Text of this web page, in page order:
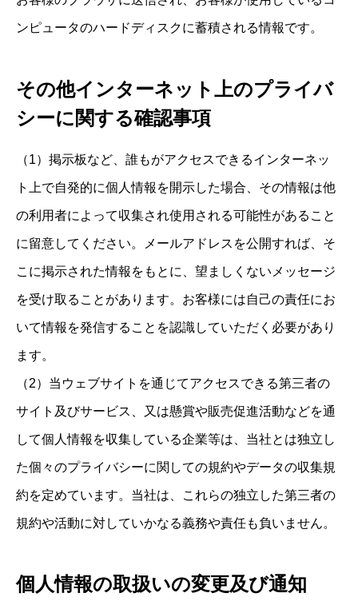
ンピュータのハードディスクに蓄積される情報です。
その他インターネット上のプライバ
シーに関する確認事項
（1）掲示板など、誰もがアクセスできるインターネッ
ト上で自発的に個人情報を開示した場合、その情報は他
の利用者によって収集され使用される可能性があること
に留意してください。メールアドレスを公開すれば、そ
こに掲示された情報をもとに、望ましくないメッセージ
を受け取ることがあります。お客様には自己の責任にお
いて情報を発信することを認識していただく必要があり
ます。
（2）当ウェブサイトを通じてアクセスできる第三者の
サイト及びサービス、又は懸賞や販売促進活動などを通
して個人情報を収集している企業等は、当社とは独立し
た個々のプライバシーに関しての規約やデータの収集規
約を定めています。当社は、これらの独立した第三者の
規約や活動に対していかなる義務や責任も負いません。
個人情報の取扱いの変更及び通知